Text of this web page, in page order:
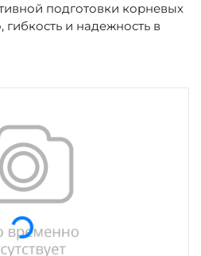
подготовки корневых
гибкость и надежность в